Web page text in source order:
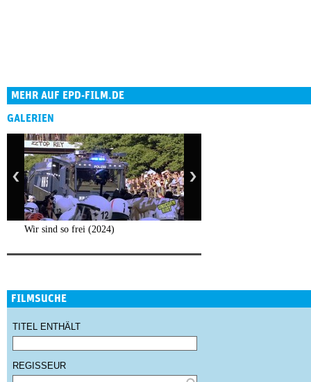
MEHR AUF EPD-FILM.DE
GALERIEN
Wir sind so frei (2024)
FILMSUCHE
TITEL ENTHÄLT
REGISSEUR